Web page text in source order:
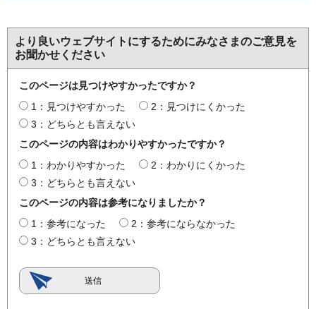
より良いウェブサイトにするためにみなさまのご意見を
お聞かせください
このページは見つけやすかったですか？
1：見つけやすかった
2：見つけにくかった
3：どちらとも言えない
このページの内容はわかりやすかったですか？
1：わかりやすかった
2：わかりにくかった
3：どちらとも言えない
このページの内容は参考になりましたか？
1：参考になった
2：参考にならなかった
3：どちらとも言えない